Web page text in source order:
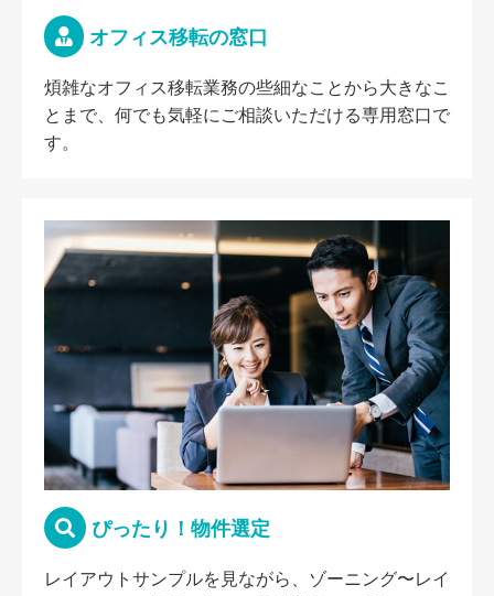
オフィス移転の窓口
煩雑なオフィス移転業務の些細なことから大きなこ
とまで、何でも気軽にご相談いただける専用窓口で
す。
ぴったり！物件選定
レイアウトサンプルを見ながら、ゾーニング〜レイ